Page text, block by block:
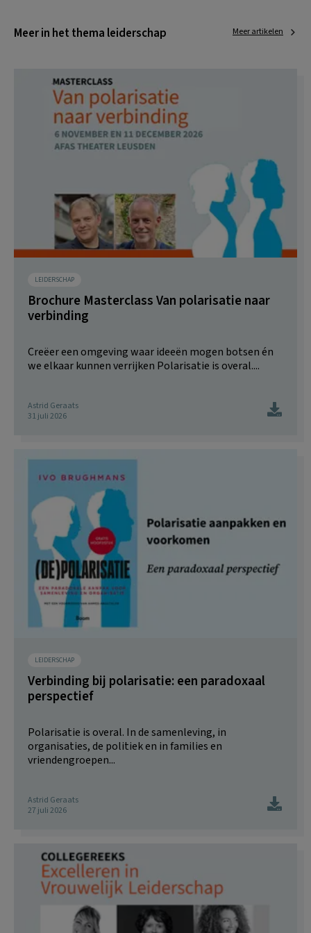
Meer in het thema leiderschap Meer artikelen
LEIDERSCHAP
Brochure Masterclass Van polarisatie naar
verbinding
Creëer een omgeving waar ideeën mogen botsen én
we elkaar kunnen verrijken Polarisatie is overal....
Astrid Geraats
31 juli 2026
LEIDERSCHAP
Verbinding bij polarisatie: een paradoxaal
perspectief
Polarisatie is overal. In de samenleving, in
organisaties, de politiek en in families en
vriendengroepen...
Astrid Geraats
27 juli 2026